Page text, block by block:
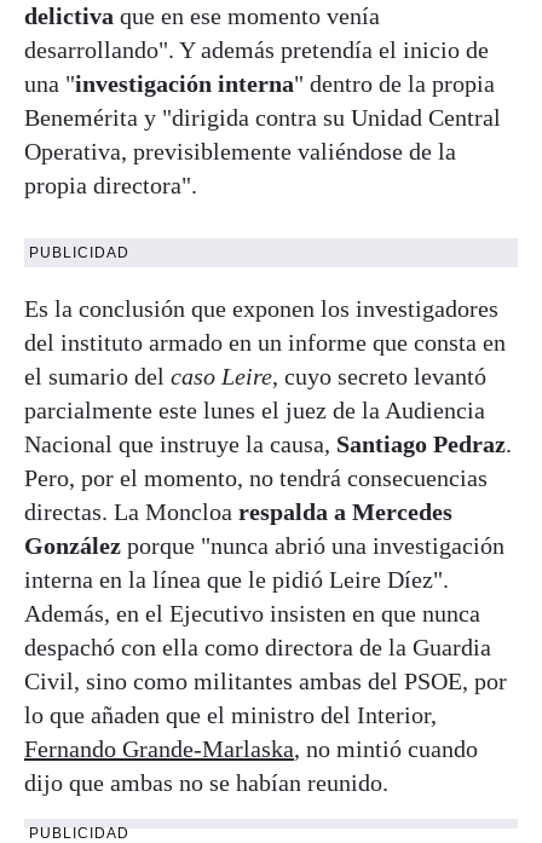
delictiva que en ese momento venía
desarrollando". Y además pretendía el inicio de
una "investigación interna" dentro de la propia
Benemérita y "dirigida contra su Unidad Central
Operativa, previsiblemente valiéndose de la
propia directora".
PUBLICIDAD
Es la conclusión que exponen los investigadores
del instituto armado en un informe que consta en
el sumario del caso Leire, cuyo secreto levantó
parcialmente este lunes el juez de la Audiencia
Nacional que instruye la causa, Santiago Pedraz.
Pero, por el momento, no tendrá consecuencias
directas. La Moncloa respalda a Mercedes
González porque "nunca abrió una investigación
interna en la línea que le pidió Leire Díez".
Además, en el Ejecutivo insisten en que nunca
despachó con ella como directora de la Guardia
Civil, sino como militantes ambas del PSOE, por
lo que añaden que el ministro del Interior,
Fernando Grande-Marlaska, no mintió cuando
dijo que ambas no se habían reunido.
PUBLICIDAD